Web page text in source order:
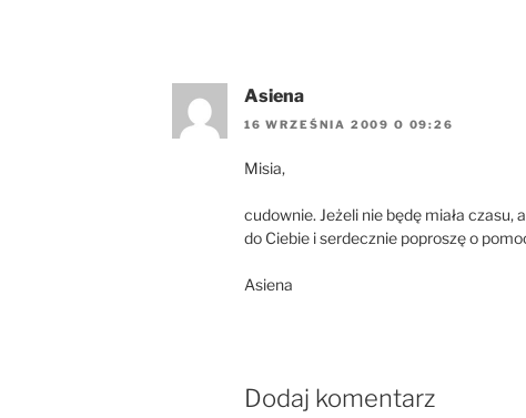
Asiena
16 WRZEŚNIA 2009 O 09:26
Misia,
cudownie. Jeżeli nie będę miała czasu,
do Ciebie i serdecznie poproszę o
Asiena
Dodaj komentarz